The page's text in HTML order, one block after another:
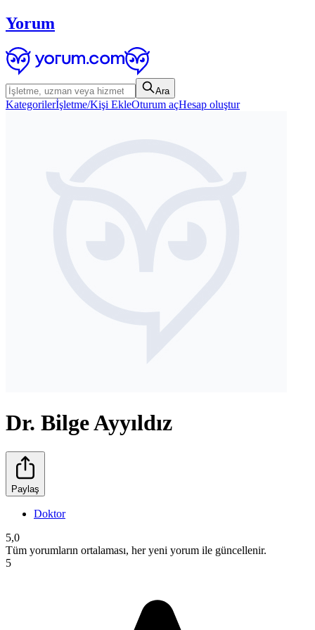
Yorum
Ara
Kategorilerİşletme/Kişi EkleOturum açHesap oluştur
Dr. Bilge Ayyıldız
Paylaş
Doktor
5,0
Tüm yorumların ortalaması, her yeni yorum ile güncellenir.
5